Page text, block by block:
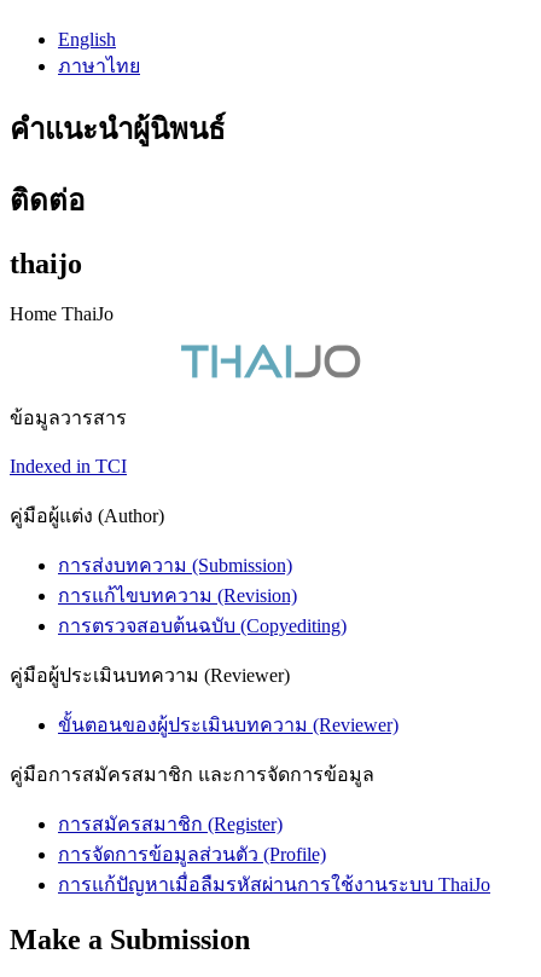
English
ภาษาไทย
คำแนะนำผู้นิพนธ์
ติดต่อ
thaijo
Home ThaiJo
ข้อมูลวารสาร
Indexed in TCI
คู่มือผู้แต่ง (Author)
การส่งบทความ (Submission)
การแก้ไขบทความ (Revision)
การตรวจสอบต้นฉบับ (Copyediting)
คู่มือผู้ประเมินบทความ (Reviewer)
ขั้นตอนของผู้ประเมินบทความ (Reviewer)
คู่มือการสมัครสมาชิก และการจัดการข้อมูล
การสมัครสมาชิก (Register)
การจัดการข้อมูลส่วนตัว (Profile)
การแก้ปัญหาเมื่อลืมรหัสผ่านการใช้งานระบบ ThaiJo
Make a Submission